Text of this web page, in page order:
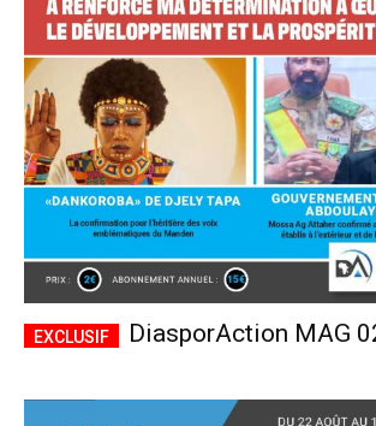
CHOISIR LE FORFAIT
DiasporAction MAG